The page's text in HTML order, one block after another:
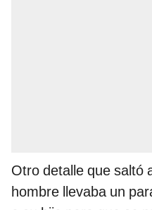
Otro detalle que saltó
hombre llevaba un